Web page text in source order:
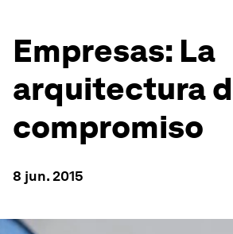
Empresas: La
arquitectura
compromiso
8 jun. 2015